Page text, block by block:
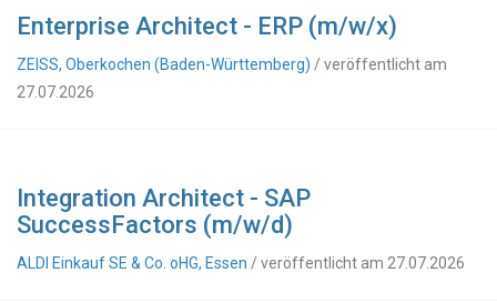
Enterprise Architect - ERP (m/w/x)
ZEISS, Oberkochen (Baden-Württemberg) / veröffentlicht am
27.07.2026
Integration Architect - SAP
SuccessFactors (m/w/d)
ALDI Einkauf SE & Co. oHG, Essen / veröffentlicht am 27.07.2026